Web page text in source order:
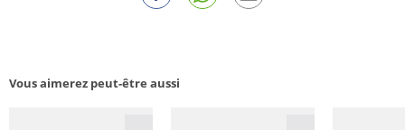
Vous aimerez peut-être aussi